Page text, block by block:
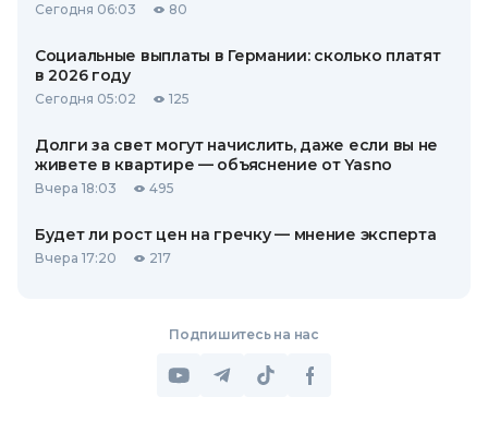
Сегодня 06:03 80
Социальные выплаты в Германии: сколько платят
в 2026 году
Сегодня 05:02 125
Долги за свет могут начислить, даже если вы не
живете в квартире — объяснение от Yasno
Вчера 18:03 495
Будет ли рост цен на гречку — мнение эксперта
Вчера 17:20 217
Подпишитесь на нас